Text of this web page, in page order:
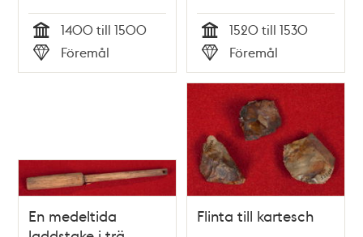
Tid
1400 till 1500
Typ
Föremål Tid
1520 till 1530
Typ
Föremål
En medeltida
Flinta till kartesch